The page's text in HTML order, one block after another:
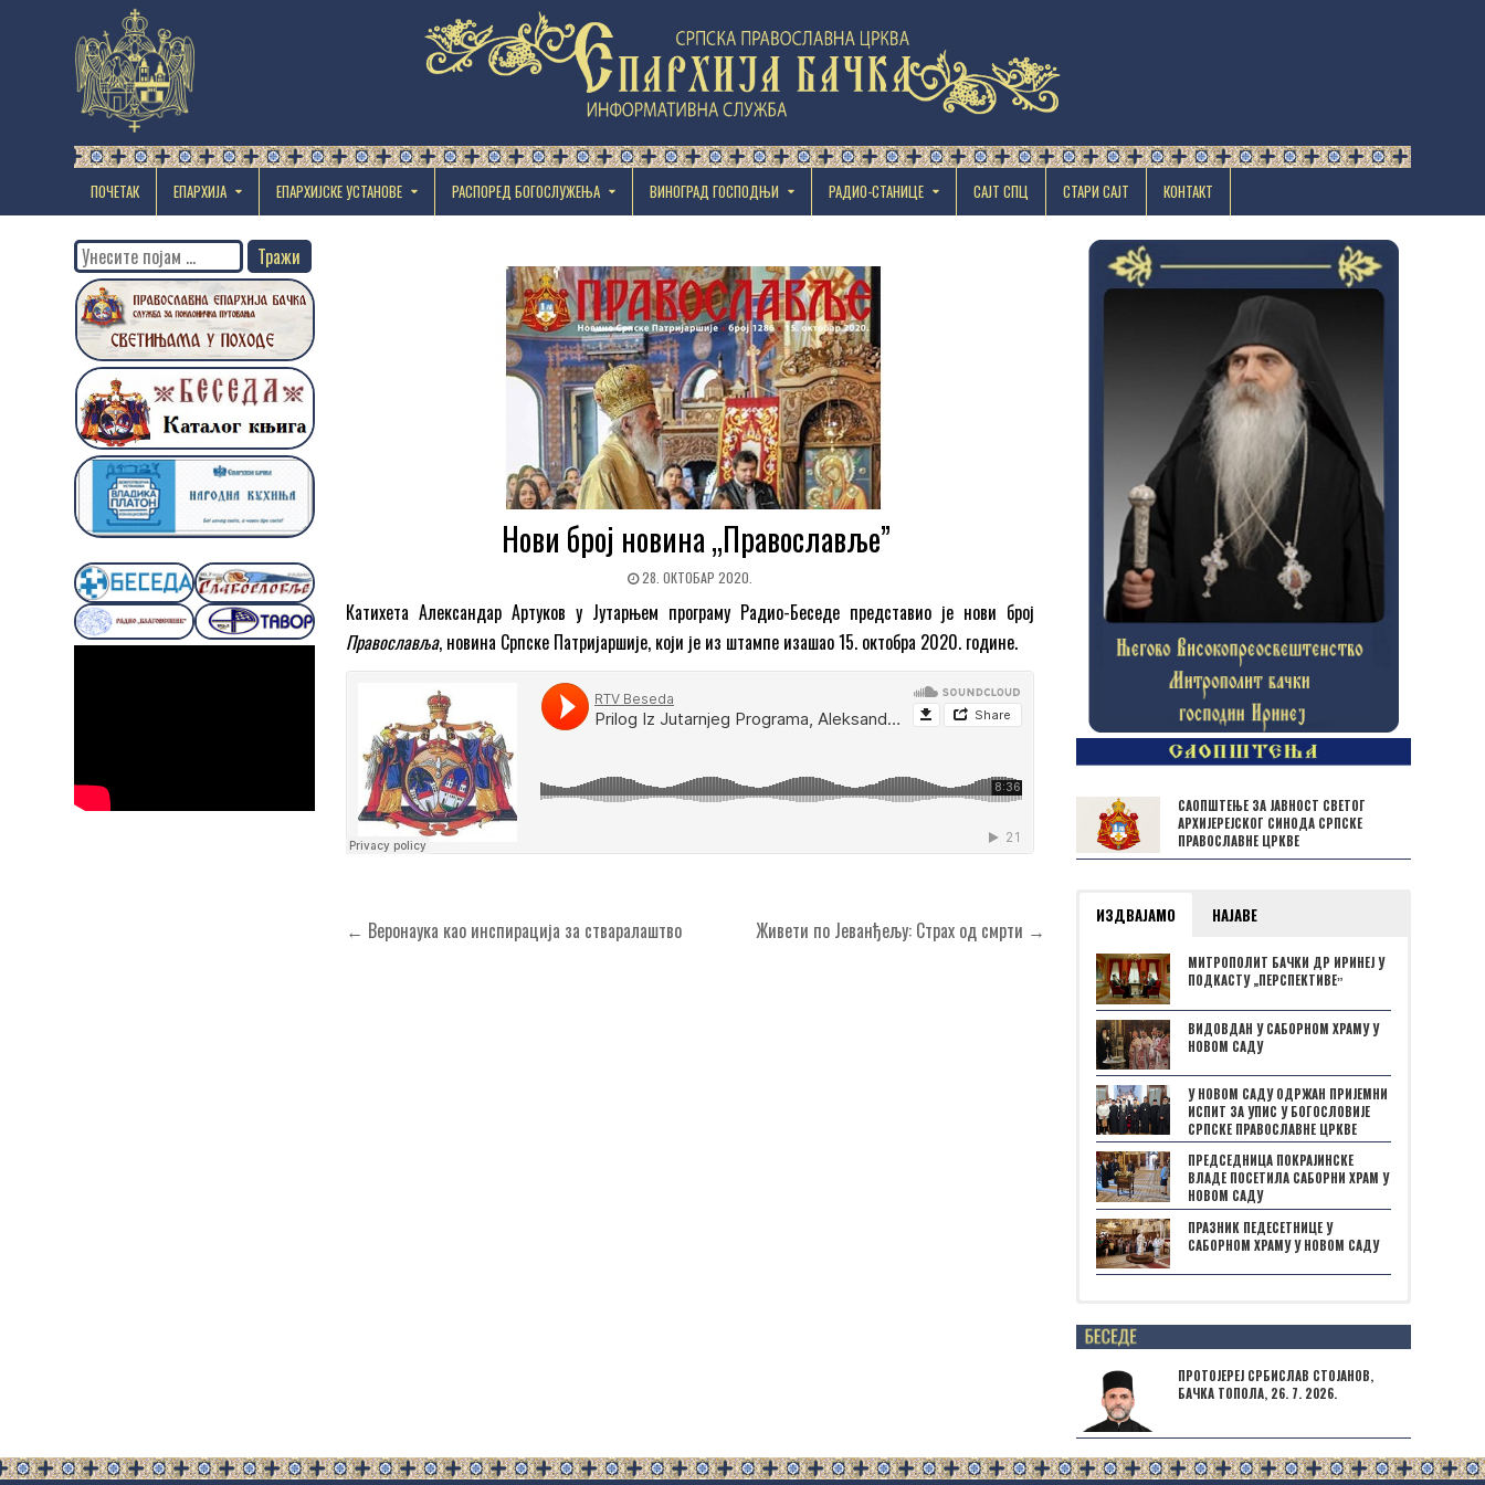
ПОЧЕТАК ЕПАРХИЈА EПАРХИЈСКЕ УСТАНОВЕ РАСПОРЕД БОГОСЛУЖЕЊА ВИНОГРАД ГОСПОДЊИ РАДИО-СТАНИЦЕ САЈТ СПЦ СТАРИ САЈТ КОНТАКТ
Нови број новина „Православље”
28. ОКТОБАР 2020.
Катихета Александар Артуков у Јутарњем програму Радио-Беседе представио је нови број
Православља, новина Српске Патријаршије, који је из штампе изашао 15. октобра 2020. године.
Кретање
← Веронаука као инспирација за стваралаштво Живети по Јеванђељу: Страх од смрти →
Search
for:
САОПШТЕЊЕ ЗА ЈАВНОСТ СВЕТОГ
АРХИЈЕРЕЈСКОГ СИНОДА СРПСКЕ
ПРАВОСЛАВНЕ ЦРКВЕ
ИЗДВАЈАМО НАЈАВЕ
МИТРОПОЛИТ БАЧКИ ДР ИРИНЕЈ У
ПОДКАСТУ „ПЕРСПЕКТИВЕˮ
ВИДОВДАН У САБОРНОМ ХРАМУ У
НОВОМ САДУ
У НОВОМ САДУ ОДРЖАН ПРИЈЕМНИ
ИСПИТ ЗА УПИС У БОГОСЛОВИЈЕ
СРПСКЕ ПРАВОСЛАВНЕ ЦРКВЕ
ПРЕДСЕДНИЦА ПОКРАЈИНСКЕ
ВЛАДЕ ПОСЕТИЛА САБОРНИ ХРАМ У
НОВОМ САДУ
ПРАЗНИК ПЕДЕСЕТНИЦЕ У
САБОРНОМ ХРАМУ У НОВОМ САДУ
Posts not found
ПРОТОЈЕРЕЈ СРБИСЛАВ СТОЈАНОВ,
БАЧКА ТОПОЛА, 26. 7. 2026.